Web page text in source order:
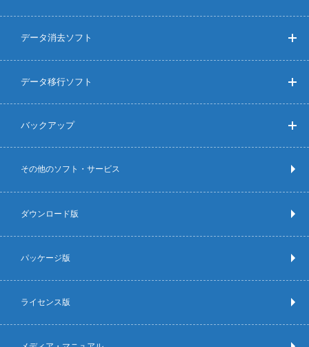
データ消去ソフト
データ移行ソフト
バックアップ
その他のソフト・サービス
ダウンロード版
パッケージ版
ライセンス版